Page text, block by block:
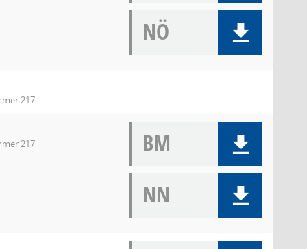
NÖ
217
217
BM
NN